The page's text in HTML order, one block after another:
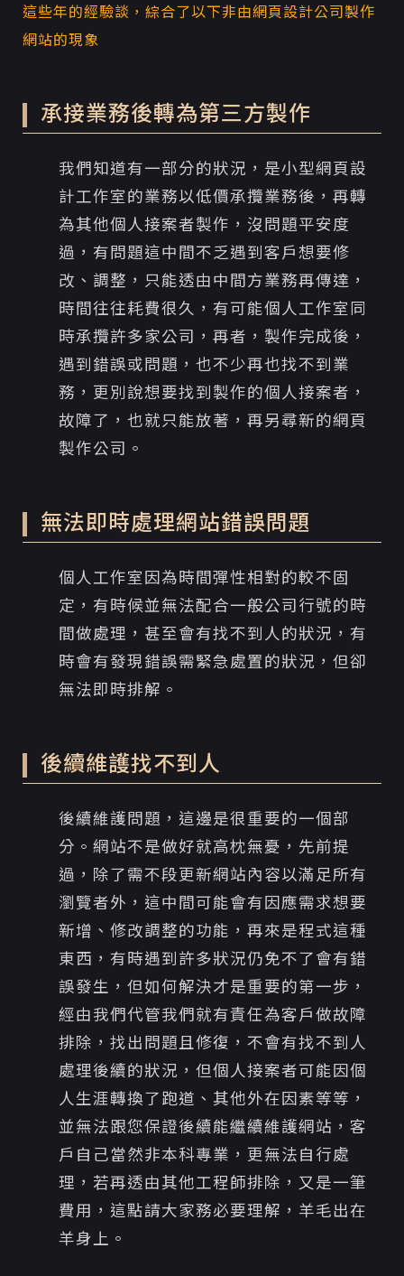
這些年的經驗談，綜合了以下非由網頁設計公司製作
網站的現象
承接業務後轉為第三方製作
我們知道有一部分的狀況，是小型網頁設
計工作室的業務以低價承攬業務後，再轉
為其他個人接案者製作，沒問題平安度
過，有問題這中間不乏遇到客戶想要修
改、調整，只能透由中間方業務再傳達，
時間往往耗費很久，有可能個人工作室同
時承攬許多家公司，再者，製作完成後，
遇到錯誤或問題，也不少再也找不到業
務，更別說想要找到製作的個人接案者，
故障了，也就只能放著，再另尋新的網頁
製作公司。
無法即時處理網站錯誤問題
個人工作室因為時間彈性相對的較不固
定，有時候並無法配合一般公司行號的時
間做處理，甚至會有找不到人的狀況，有
時會有發現錯誤需緊急處置的狀況，但卻
無法即時排解。
後續維護找不到人
後續維護問題，這邊是很重要的一個部
分。網站不是做好就高枕無憂，先前提
過，除了需不段更新網站內容以滿足所有
瀏覽者外，這中間可能會有因應需求想要
新增、修改調整的功能，再來是程式這種
東西，有時遇到許多狀況仍免不了會有錯
誤發生，但如何解決才是重要的第一步，
經由我們代管我們就有責任為客戶做故障
排除，找出問題且修復，不會有找不到人
處理後續的狀況，但個人接案者可能因個
人生涯轉換了跑道、其他外在因素等等，
並無法跟您保證後續能繼續維護網站，客
戶自己當然非本科專業，更無法自行處
理，若再透由其他工程師排除，又是一筆
費用，這點請大家務必要理解，羊毛出在
羊身上。